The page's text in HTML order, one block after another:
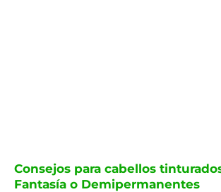
Consejos para cabellos
Fantasía o Demipermanentes